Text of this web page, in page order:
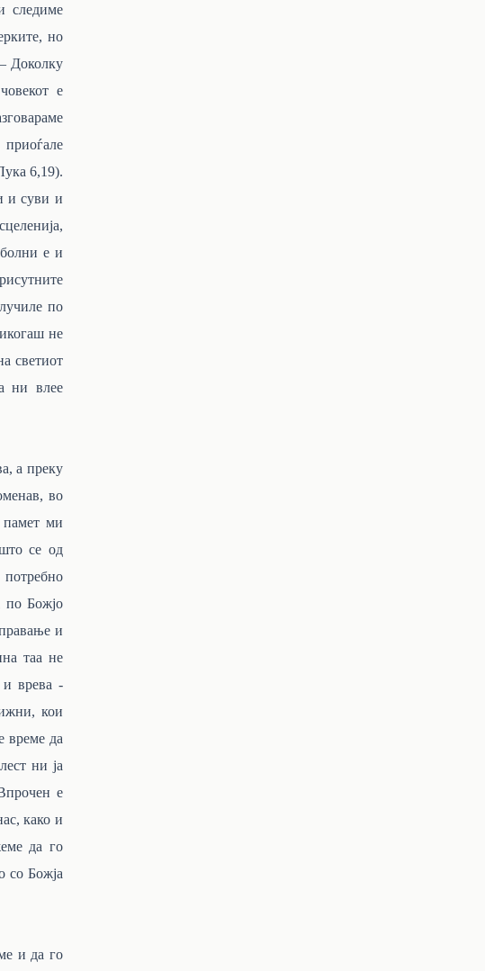
следиме
но
Доколку
е
6,19).
и суви и
е и
по
не
светиот
ни влее
а преку
во
памет ми
се од
по Божјо
и
таа не
и врева -
кои
време да
ни ја
е
како и
да го
со Божја
и да го